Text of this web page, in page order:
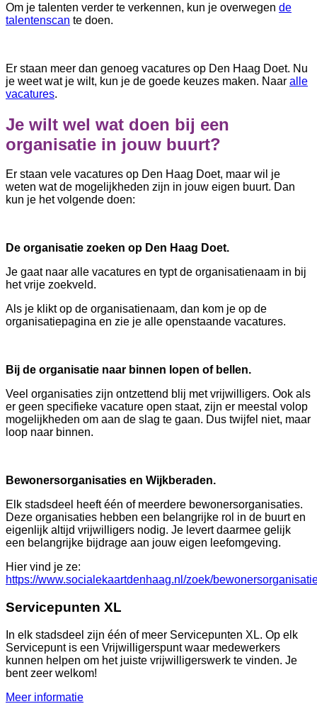
Om je talenten verder te verkennen, kun je overwegen de
talentenscan te doen.
Er staan meer dan genoeg vacatures op Den Haag Doet. Nu
je weet wat je wilt, kun je de goede keuzes maken. Naar alle
vacatures.
Je wilt wel wat doen bij een
organisatie in jouw buurt?
Er staan vele vacatures op Den Haag Doet, maar wil je
weten wat de mogelijkheden zijn in jouw eigen buurt. Dan
kun je het volgende doen:
De organisatie zoeken op Den Haag Doet.
Je gaat naar alle vacatures en typt de organisatienaam in bij
het vrije zoekveld.
Als je klikt op de organisatienaam, dan kom je op de
organisatiepagina en zie je alle openstaande vacatures.
Bij de organisatie naar binnen lopen of bellen.
Veel organisaties zijn ontzettend blij met vrijwilligers. Ook als
er geen specifieke vacature open staat, zijn er meestal volop
mogelijkheden om aan de slag te gaan. Dus twijfel niet, maar
loop naar binnen.
Bewonersorganisaties en Wijkberaden.
Elk stadsdeel heeft één of meerdere bewonersorganisaties.
Deze organisaties hebben een belangrijke rol in de buurt en
eigenlijk altijd vrijwilligers nodig. Je levert daarmee gelijk
een belangrijke bijdrage aan jouw eigen leefomgeving.
Hier vind je ze:
https://www.socialekaartdenhaag.nl/zoek/
Servicepunten XL
In elk stadsdeel zijn één of meer Servicepunten XL. Op elk
Servicepunt is een Vrijwilligerspunt waar medewerkers
kunnen helpen om het juiste vrijwilligerswerk te vinden. Je
bent zeer welkom!
Meer informatie